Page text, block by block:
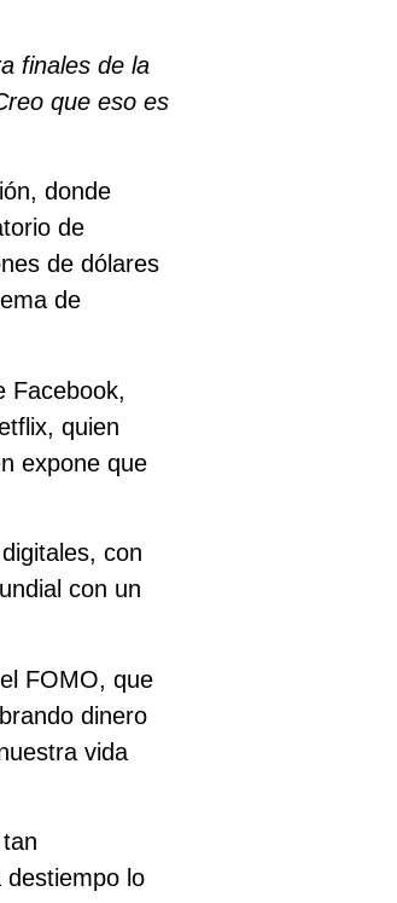
finales de la
que eso es
donde
de
de dólares
de
Facebook,
quien
expone que
con
con un
FOMO, que
dinero
vida
destiempo lo